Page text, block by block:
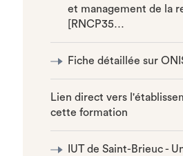
et management de la
[RNCP35…
Fiche détaillée sur
Lien direct vers
cette formation
IUT de Saint-Brieuc -